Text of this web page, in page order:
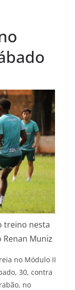
treino nesta
Muniz
no Módulo II
30, contra
no